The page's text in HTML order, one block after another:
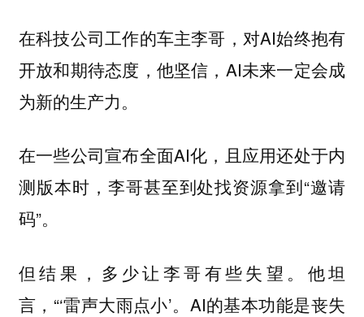
在科技公司工作的车主李哥，对AI始终抱有
开放和期待态度，他坚信，AI未来一定会成
为新的生产力。
在一些公司宣布全面AI化，且应用还处于内
测版本时，李哥甚至到处找资源拿到“邀请
码”。
但结果，多少让李哥有些失望。他坦
言，“‘雷声大雨点小’。AI的基本功能是丧失